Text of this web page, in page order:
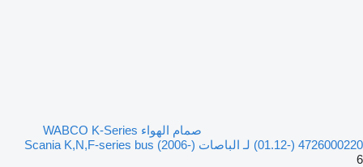
صمام الهواء WABCO K-Series
(01.12-) 4726000220 لـ الباصات Scania K,N,F-series bus (2006-)
6